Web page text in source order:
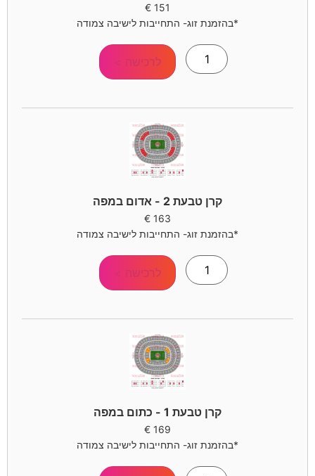
151
€
*בהזמנת זוג- התחייבות לישיבה צמודה
לרכישה >
קרן טבעת 2 - אדום במפה
163
€
*בהזמנת זוג- התחייבות לישיבה צמודה
לרכישה >
קרן טבעת 1 - כתום במפה
169
€
*בהזמנת זוג- התחייבות לישיבה צמודה